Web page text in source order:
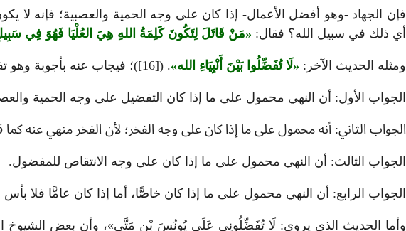
فإن الجهاد -وهو أفضل الأعمال- إذا كان على وجه الحمية والعصبية؛ فإنه
أي ذلك في سبيل الله؟ فقال:
مَنْ قَاتَلَ لِتَكُونَ كَلِمَةُ اللهِ هِيَ العُلْيَا فَهُوَ فِي
ومثله الحديث الآخر: لَا تُفَضِّلُوا بَيْنَ أَنْبِيَاءِ الله . ([16])؛ فيجاب عنه بأجوبة وهو تفصيلٌ لما سبق ذكره:
الجواب الأول: أن النهي محمول على ما إذا كان التفضيل على وجه الحمية
الجواب الثاني: أنه محمول على ما إذا كان على وجه الفخر؛ لأن الفخر منهي عنه
الجواب الثالث: أن النهي محمول على ما إذا كان على وجه الانتقاص للمفضول.
الجواب الرابع: أن النهي محمول على ما إذا كان خاصًّا، أما إذا كان عامًّا
وأما الحديث الذي يروى: لَا تُفَضِّلُونِي عَلَى يُونُسَ بْنِ مَتَّى»، وأن بعض